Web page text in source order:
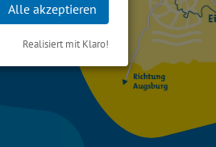
Alle akzeptieren
Realisiert mit Klaro!